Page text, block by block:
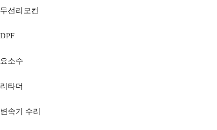
무선리모컨
DPF
요소수
리타더
변속기 수리